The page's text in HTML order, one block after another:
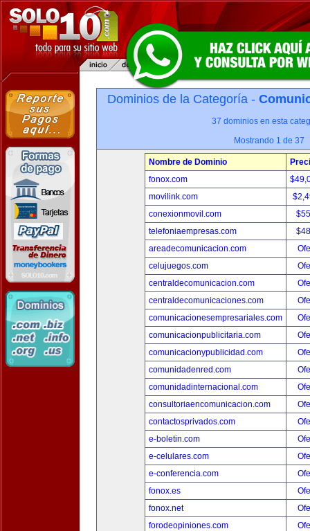
Dominios de la Categoría -
37 dominios en esta
Mostrando 1 de 37
Nombre de Dominio
fonox.com
movilink.com
conexionmovil.com
telefoniaempresas.com
areadecomunicacion.com
celujuegos.com
centraldecomunicacion.com
centraldecomunicaciones.com
comunicacionesempresariales.com
comunicacionpublicitaria.com
comunicacionypublicidad.com
comunidadenred.com
comunidadinternacional.com
consultoriaencomunicacion.com
contactosprivados.com
e-boletin.com
e-celulares.com
e-conferencia.com
fonox.es
fonox.net
forodeopiniones.com